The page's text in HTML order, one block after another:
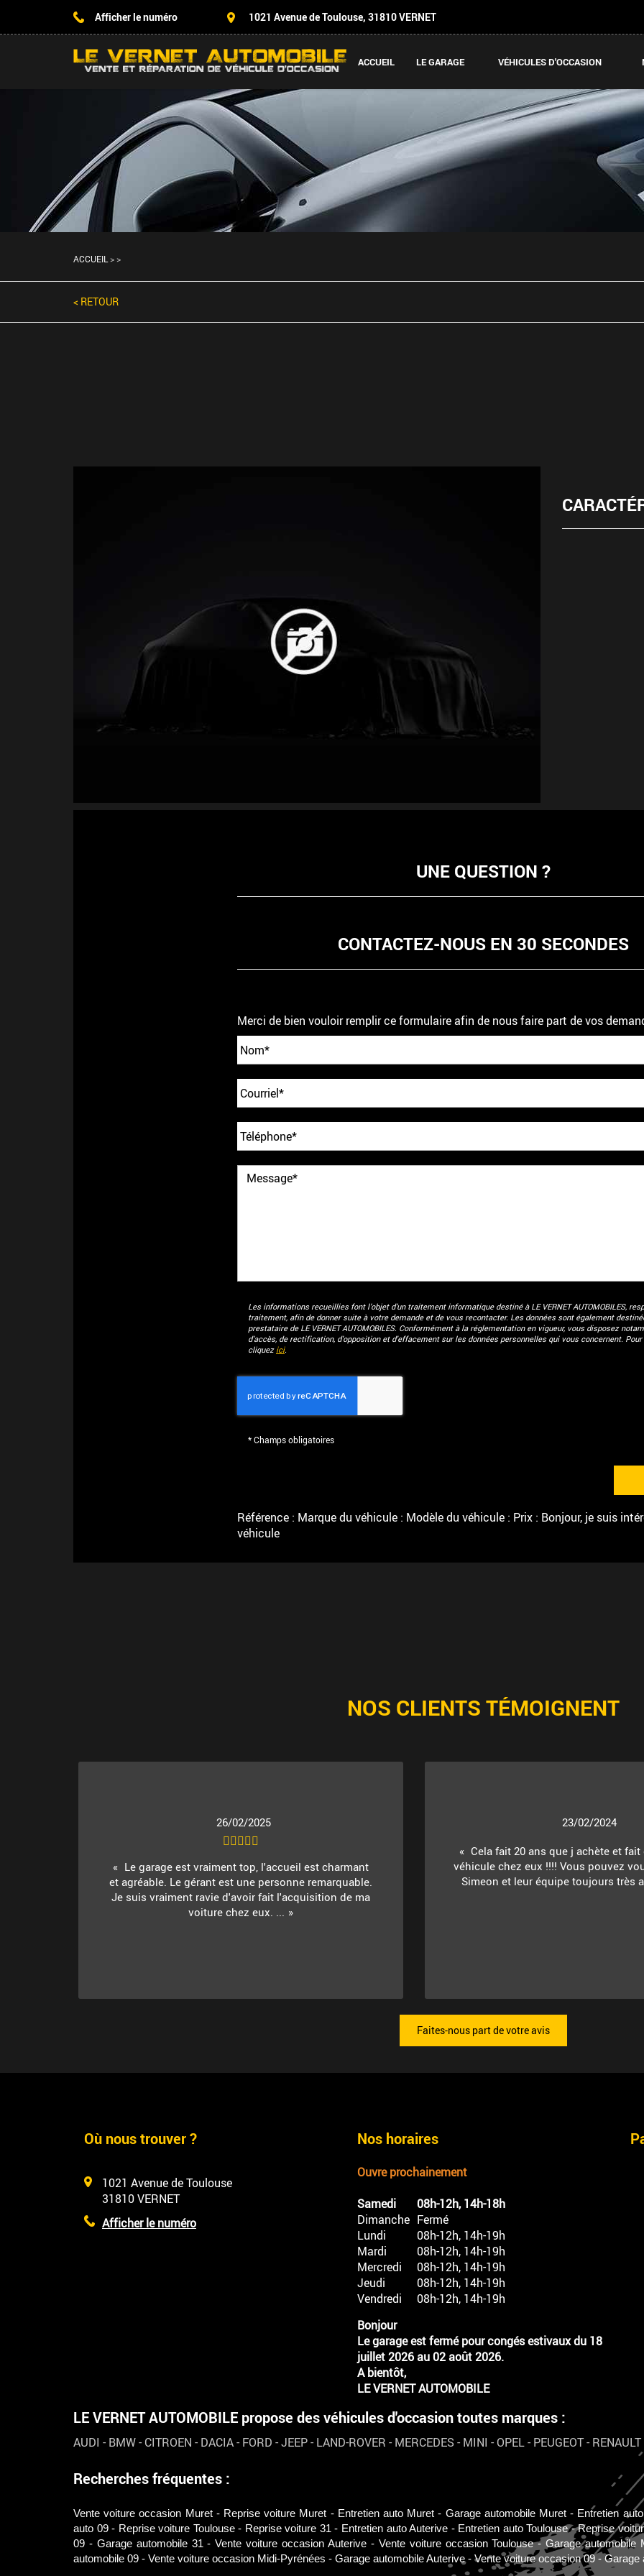
Afficher le numéro 1021 Avenue de Toulouse, 31810VERNET
ACCUEIL LE GARAGE VÉHICULES D'OCCASION
ACCUEIL >>
< RETOUR
UNE QUESTION ?
CONTACTEZ-NOUS EN 30 SECONDES
Merci de bien vouloir remplir ce formulaire afin de nous faire part de vos
Les informations recueillies font l’objet d’un traitement informatique destiné àLE VERNET AUTOMOBILES,
traitement, afin de donner suite à votre demande et de vous recontacter. Les données sont également
prestataire de LE VERNET AUTOMOBILES. Conformément à la réglementation en vigueur, vous disposez
d'accès, de rectification, d'opposition et d'effacement sur les données personnelles qui vous concernent. Pour
cliquez ici.
*Champs obligatoires
Référence : Marque du véhicule : Modèle du véhicule : Prix : Bonjour, je suis
véhicule
NOS CLIENTS TÉMOIGNENT
26/02/2025
Le garage est vraiment top, l'accueil est charmant
et agréable. Le gérant est une personne remarquable.
Je suis vraiment ravie d'avoir fait l'acquisition de ma
voiture chez eux. ...
23/02/2024
Cela fait 20 ans que j achète et
véhicule chez eux !!!! Vous pouvez
Simeon et leur équipe toujours très
Faites-nous part de votre avis
Où nous trouver ?
1021 Avenue de Toulouse
31810VERNET
Afficher le numéro
Nos horaires
Ouvre prochainement
Samedi
08h-12h, 14h-18h
Dimanche Fermé
Lundi
08h-12h, 14h-19h
Mardi
08h-12h, 14h-19h
Mercredi
08h-12h, 14h-19h
Jeudi
08h-12h, 14h-19h
Vendredi
08h-12h, 14h-19h
Bonjour
Le garage est fermé pour congés estivaux du 18
juillet 2026 au 02 août 2026.
A bientôt,
LE VERNET AUTOMOBILE
LE VERNET AUTOMOBILE propose des véhicules d'occasion toutes marques :
AUDI - BMW- CITROEN - DACIA- FORD -JEEP- LAND-ROVER - MERCEDES - MINI - OPEL - PEUGEOT- RENAULT
Recherches fréquentes :
Vente voiture occasion Muret Reprise voiture Muret Entretien auto Muret Garage automobile Muret
Entretien
auto 09
Reprise voiture Toulouse Reprise voiture 31 Entretien auto Auterive Entretien auto Toulouse
Reprise
09
Garage automobile 31 Vente voiture occasion Auterive Vente voiture occasion Toulouse
Garage automobile
automobile 09
Vente voiture occasion Midi-Pyrénées Garage automobile Auterive Vente voiture occasion 09 Garage